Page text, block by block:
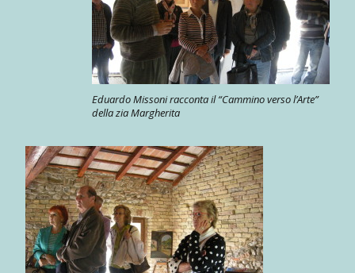
Eduardo Missoni racconta il “Cammino verso l’Arte”
della zia Margherita